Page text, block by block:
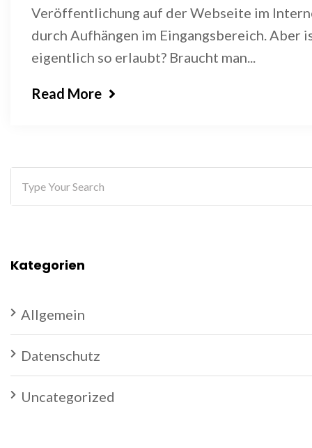
Veröffentlichung auf der Webseite im
durch Aufhängen im Eingangsbereich. Aber
eigentlich so erlaubt? Braucht man...
Read More
Kategorien
Allgemein
Datenschutz
Uncategorized